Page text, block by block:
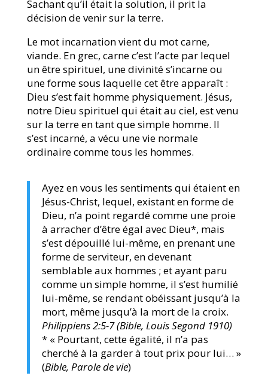
Sachant qu’il était la solution, il prit la
décision de venir sur la terre.
Le mot incarnation vient du mot carne,
viande. En grec, carne c’est l’acte par lequel
un être spirituel, une divinité s’incarne ou
une forme sous laquelle cet être apparaît :
Dieu s’est fait homme physiquement. Jésus,
notre Dieu spirituel qui était au ciel, est venu
sur la terre en tant que simple homme. Il
s’est incarné, a vécu une vie normale
ordinaire comme tous les hommes.
Ayez en vous les sentiments qui étaient en
Jésus-Christ, lequel, existant en forme de
Dieu, n’a point regardé comme une proie
à arracher d’être égal avec Dieu*, mais
s’est dépouillé lui-même, en prenant une
forme de serviteur, en devenant
semblable aux hommes ; et ayant paru
comme un simple homme, il s’est humilié
lui-même, se rendant obéissant jusqu’à la
mort, même jusqu’à la mort de la croix.
Philippiens 2:5-7 (Bible, Louis Segond 1910)
* « Pourtant, cette égalité, il n’a pas
cherché à la garder à tout prix pour lui… »
(Bible, Parole de vie)